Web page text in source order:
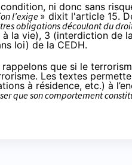
ni donc sans
l’exige» dixit l'article 15.
obligations découlant du
à la vie), 3 (interdiction de
loi) de la CEDH.
que si le
. Les textes
à résidence, etc.) à
que son comportement